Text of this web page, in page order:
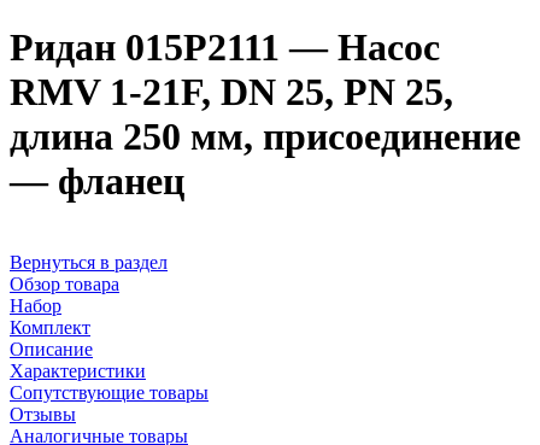
Ридан 015P2111 — Насос
RMV 1-21F, DN 25, PN 25,
длина 250 мм, присоединение
— фланец
Вернуться в раздел
Обзор товара
Набор
Комплект
Описание
Характеристики
Сопутствующие товары
Отзывы
Аналогичные товары